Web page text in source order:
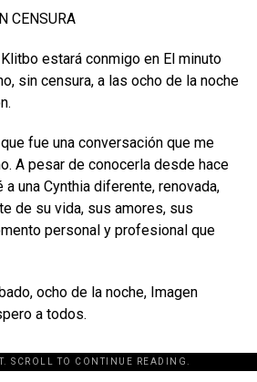
CENSURA
estará conmigo en El minuto
sin censura, a las ocho de la noche
fue una conversación que me
A pesar de conocerla desde hace
una Cynthia diferente, renovada,
de su vida, sus amores, sus
personal y profesional que
ocho de la noche, Imagen
a todos.
SCROLL TO CONTINUE READING.
id="243463"]